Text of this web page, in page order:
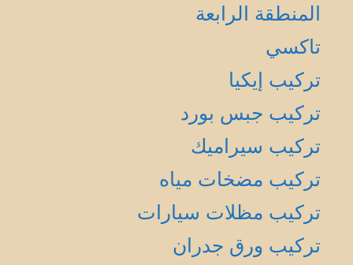
المنطقة الرابعة
تاكسي
تركيب إيكيا
تركيب جبس بورد
تركيب سيراميك
تركيب مضخات مياه
تركيب مظلات سيارات
تركيب ورق جدران